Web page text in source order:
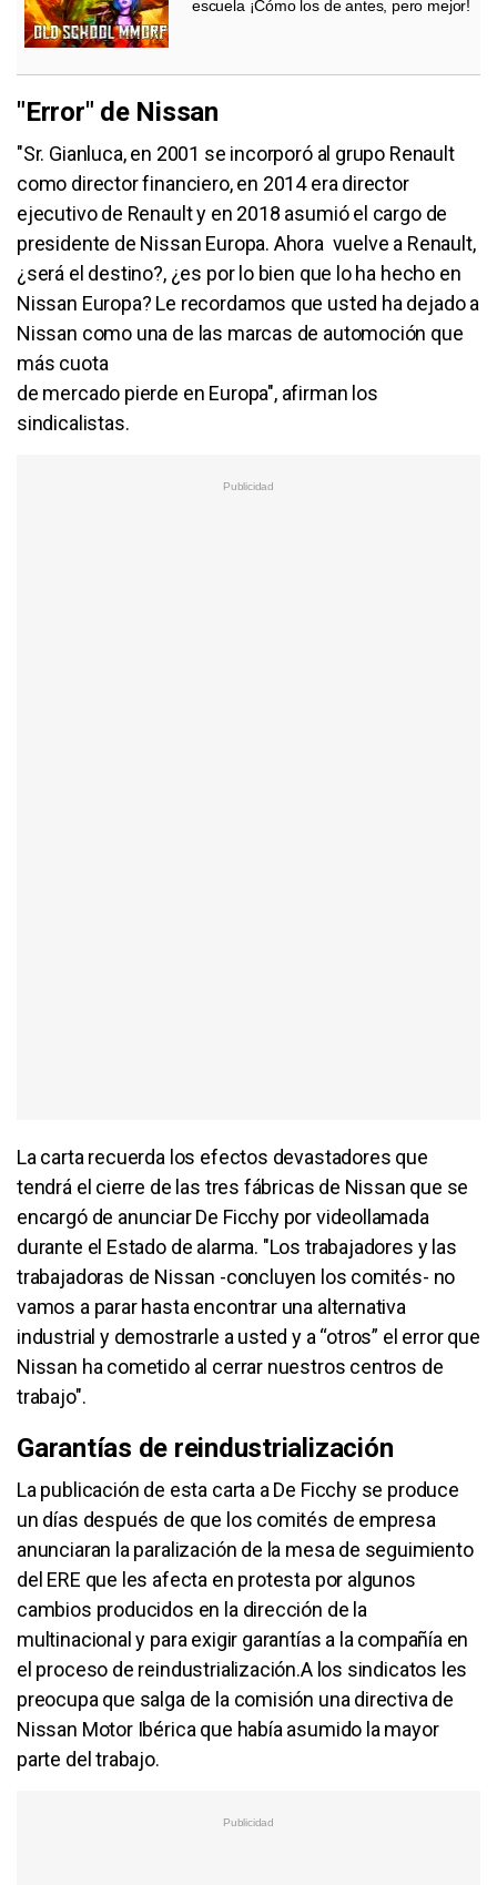
escuela ¡Cómo los de antes, pero mejor!
"Error" de Nissan
"Sr. Gianluca, en 2001 se incorporó al grupo Renault
como director financiero, en 2014 era director
ejecutivo de Renault y en 2018 asumió el cargo de
presidente de Nissan Europa. Ahora vuelve a Renault,
¿será el destino?, ¿es por lo bien que lo ha hecho en
Nissan Europa? Le recordamos que usted ha dejado a
Nissan como una de las marcas de automoción que
más cuota
de mercado pierde en Europa", afirman los
sindicalistas.
La carta recuerda los efectos devastadores que
tendrá el cierre de las tres fábricas de Nissan que se
encargó de anunciar De Ficchy por videollamada
durante el Estado de alarma. "Los trabajadores y las
trabajadoras de Nissan -concluyen los comités- no
vamos a parar hasta encontrar una alternativa
industrial y demostrarle a usted y a “otros” el error que
Nissan ha cometido al cerrar nuestros centros de
trabajo".
Garantías de reindustrialización
La publicación de esta carta a De Ficchy se produce
un días después de que los comités de empresa
anunciaran la paralización de la mesa de seguimiento
del ERE que les afecta en protesta por algunos
cambios producidos en la dirección de la
multinacional y para exigir garantías a la compañía en
el proceso de reindustrialización.A los sindicatos les
preocupa que salga de la comisión una directiva de
Nissan Motor Ibérica que había asumido la mayor
parte del trabajo.